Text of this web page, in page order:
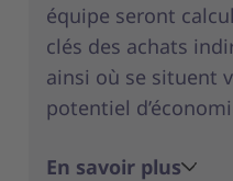
équipe seront
clés des achats
ainsi où se situent
potentiel
En savoir plus